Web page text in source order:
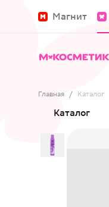
Магнит
Главная / Каталог
Каталог